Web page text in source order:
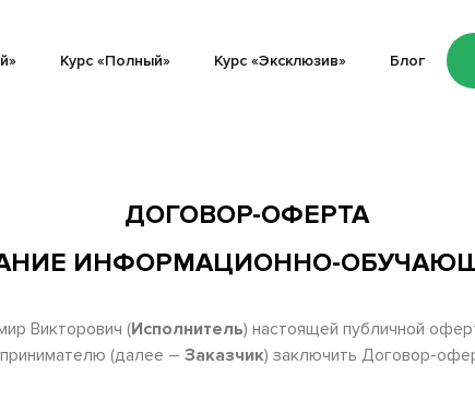
Курс «Полный» Курс «Эксклюзив» Блог
ДОГОВОР-ОФЕРТА
ИНФОРМАЦИОННО-
Викторович (Исполнитель) настоящей публичной
(далее – Заказчик) заключить Договор-